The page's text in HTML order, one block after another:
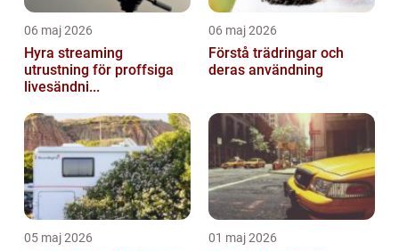
06 maj 2026
Hyra streaming
utrustning för proffsiga
livesändni...
06 maj 2026
Förstå trädringar och
deras användning
05 maj 2026 01 maj 2026